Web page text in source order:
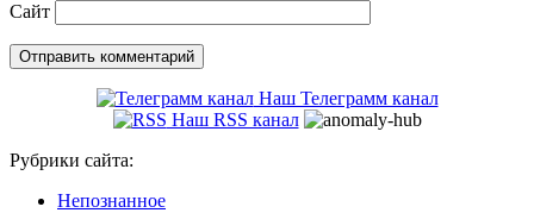
Сайт
Наш Телеграмм канал
Наш RSS канал
Рубрики сайта:
Непознанное